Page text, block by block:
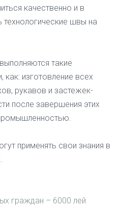
качественно и в
технологические швы на
такие
как: изготовление всех
рукавов и застежек-
после завершения этих
применять свои знания в
граждан – 6000 лей